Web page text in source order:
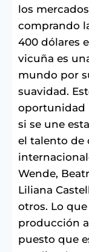
los
comprando
400 dólares
vicuña es
mundo por
suavidad.
oportunidad
si se une
el talento de
Wende,
Liliana
otros. Lo
producción
puesto que